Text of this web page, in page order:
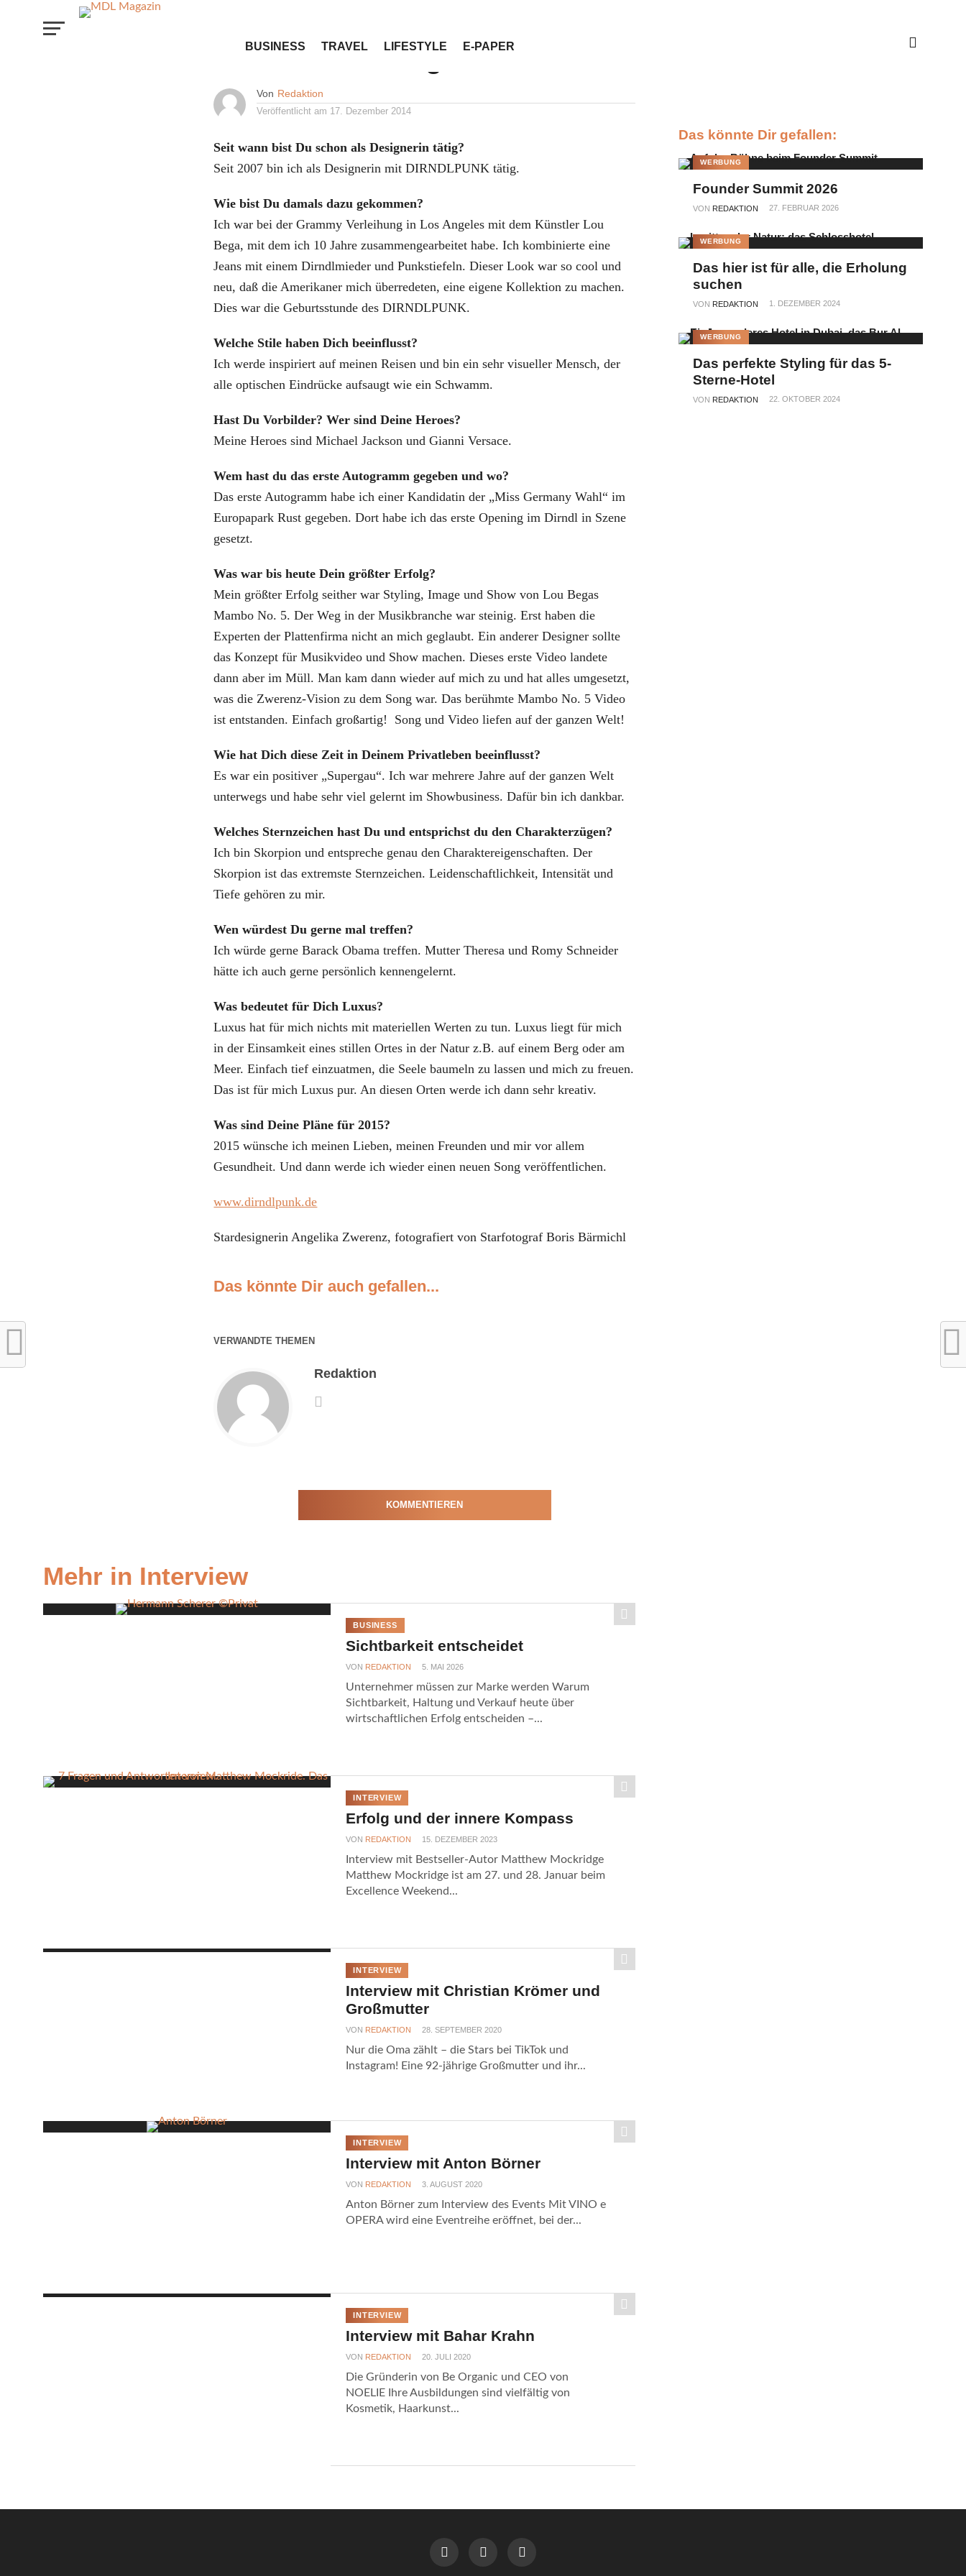
BUSINESS TRAVEL LIFESTYLE E-PAPER
Interview mit Angelika Zwerenz
Von Redaktion
Veröffentlicht am 17. Dezember 2014
Seit wann bist Du schon als Designerin tätig?
Seit 2007 bin ich als Designerin mit DIRNDLPUNK tätig.
Wie bist Du damals dazu gekommen?
Ich war bei der Grammy Verleihung in Los Angeles mit dem Künstler Lou
Bega, mit dem ich 10 Jahre zusammengearbeitet habe. Ich kombinierte eine
Jeans mit einem Dirndlmieder und Punkstiefeln. Dieser Look war so cool und
neu, daß die Amerikaner mich überredeten, eine eigene Kollektion zu machen.
Dies war die Geburtsstunde des DIRNDLPUNK.
Welche Stile haben Dich beeinflusst?
Ich werde inspiriert auf meinen Reisen und bin ein sehr visueller Mensch, der
alle optischen Eindrücke aufsaugt wie ein Schwamm.
Hast Du Vorbilder? Wer sind Deine Heroes?
Meine Heroes sind Michael Jackson und Gianni Versace.
Wem hast du das erste Autogramm gegeben und wo?
Das erste Autogramm habe ich einer Kandidatin der „Miss Germany Wahl“ im
Europapark Rust gegeben. Dort habe ich das erste Opening im Dirndl in Szene
gesetzt.
Was war bis heute Dein größter Erfolg?
Mein größter Erfolg seither war Styling, Image und Show von Lou Begas
Mambo No. 5. Der Weg in der Musikbranche war steinig. Erst haben die
Experten der Plattenfirma nicht an mich geglaubt. Ein anderer Designer sollte
das Konzept für Musikvideo und Show machen. Dieses erste Video landete
dann aber im Müll. Man kam dann wieder auf mich zu und hat alles umgesetzt,
was die Zwerenz-Vision zu dem Song war. Das berühmte Mambo No. 5 Video
ist entstanden. Einfach großartig! Song und Video liefen auf der ganzen Welt!
Wie hat Dich diese Zeit in Deinem Privatleben beeinflusst?
Es war ein positiver „Supergau“. Ich war mehrere Jahre auf der ganzen Welt
unterwegs und habe sehr viel gelernt im Showbusiness. Dafür bin ich dankbar.
Welches Sternzeichen hast Du und entsprichst du den Charakterzügen?
Ich bin Skorpion und entspreche genau den Charaktereigenschaften. Der
Skorpion ist das extremste Sternzeichen. Leidenschaftlichkeit, Intensität und
Tiefe gehören zu mir.
Wen würdest Du gerne mal treffen?
Ich würde gerne Barack Obama treffen. Mutter Theresa und Romy Schneider
hätte ich auch gerne persönlich kennengelernt.
Was bedeutet für Dich Luxus?
Luxus hat für mich nichts mit materiellen Werten zu tun. Luxus liegt für mich
in der Einsamkeit eines stillen Ortes in der Natur z.B. auf einem Berg oder am
Meer. Einfach tief einzuatmen, die Seele baumeln zu lassen und mich zu freuen.
Das ist für mich Luxus pur. An diesen Orten werde ich dann sehr kreativ.
Was sind Deine Pläne für 2015?
2015 wünsche ich meinen Lieben, meinen Freunden und mir vor allem
Gesundheit. Und dann werde ich wieder einen neuen Song veröffentlichen.
www.dirndlpunk.de
Stardesignerin Angelika Zwerenz, fotografiert von Starfotograf Boris Bärmichl
Das könnte Dir auch gefallen...
VERWANDTE THEMEN
Redaktion
KOMMENTIEREN
Mehr in Interview
BUSINESS
Sichtbarkeit entscheidet
VON REDAKTION 5. MAI 2026
Unternehmer müssen zur Marke werden Warum
Sichtbarkeit, Haltung und Verkauf heute über
wirtschaftlichen Erfolg entscheiden –...
INTERVIEW
Erfolg und der innere Kompass
VON REDAKTION 15. DEZEMBER 2023
Interview mit Bestseller-Autor Matthew Mockridge
Matthew Mockridge ist am 27. und 28. Januar beim
Excellence Weekend...
INTERVIEW
Interview mit Christian Krömer und
Großmutter
VON REDAKTION 28. SEPTEMBER 2020
Nur die Oma zählt – die Stars bei TikTok und
Instagram! Eine 92-jährige Großmutter und ihr...
INTERVIEW
Interview mit Anton Börner
VON REDAKTION 3. AUGUST 2020
Anton Börner zum Interview des Events Mit VINO e
OPERA wird eine Eventreihe eröffnet, bei der...
INTERVIEW
Interview mit Bahar Krahn
VON REDAKTION 20. JULI 2020
Die Gründerin von Be Organic und CEO von
NOELIE Ihre Ausbildungen sind vielfältig von
Kosmetik, Haarkunst...
Das könnte Dir gefallen:
WERBUNG
Founder Summit 2026
VON REDAKTION 27. FEBRUAR 2026
WERBUNG
Das hier ist für alle, die Erholung
suchen
VON REDAKTION 1. DEZEMBER 2024
WERBUNG
Das perfekte Styling für das 5-
Sterne-Hotel
VON REDAKTION 22. OKTOBER 2024